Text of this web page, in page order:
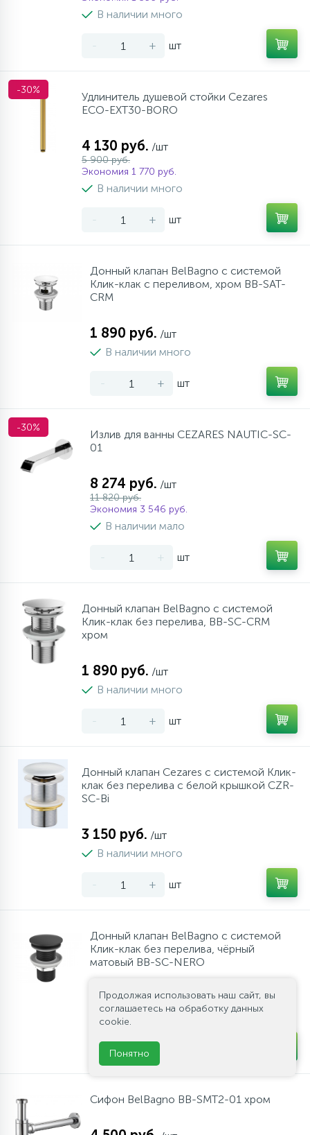
Возврат товара
Контакты
Душевые кабины
72
КомплектующиеСтаканы для ванной
20
В наличии много
- + шт
-30%
Удлинитель душевой стойки Cezares
ECO-EXT30-BORO
4 130 руб. /шт
5 900 руб.
Экономия 1 770 руб.
В наличии много
- + шт
Донный клапан BelBagno с системой
Клик-клак с переливом, хром BB-SAT-
CRM
1 890 руб. /шт
В наличии много
- + шт
-30%
Излив для ванны CEZARES NAUTIC-SC-
01
8 274 руб. /шт
11 820 руб.
Экономия 3 546 руб.
В наличии мало
- + шт
Донный клапан BelBagno с системой
Клик-клак без перелива, BB-SC-CRM
хром
1 890 руб. /шт
В наличии много
- + шт
Донный клапан Cezares с системой Клик-
клак без перелива с белой крышкой CZR-
SC-Bi
3 150 руб. /шт
В наличии много
- + шт
Донный клапан BelBagno с системой
Клик-клак без перелива, чёрный
матовый BB-SC-NERO
2 300 руб. /шт
В наличии много
+
Сифон BelBagno BB-SMT2-01 хром
Продолжая использовать наш сайт, вы
соглашаетесь на обработку данных
cookie.
Понятно